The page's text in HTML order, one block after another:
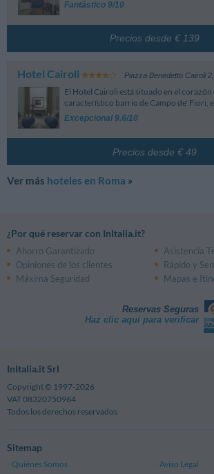
Fantástico 9/10
Precios desde € 139
Hotel Cairoli Piazza Benedetto Cairoli 2,
El Hotel Cairoli está situado en el corazón
característico barrio de Campo de' Fiori,
Excepcional 9.6/10
Precios desde € 49
Ver más hoteles en Roma »
¿Por qué reservar con InItalia.it?
Ahorro Garantizado
Asistencia
Opiniones de los clientes
Rápido y
Máxima Seguridad
Mapas e
Reservas Seguras
Haz clic aquí para verificar
InItalia.it Srl
Copyright © 1997-2026
VAT 08320750964
Todos los derechos reservados
Sitemap
Quiénes Somos Aviso Legal